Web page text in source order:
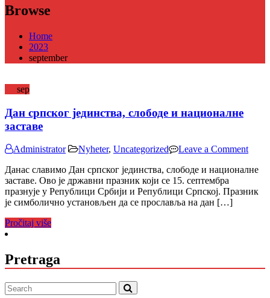
Browse
Home
2023
september
sep
Дан српског јединства, слободе и националне
заставе
Administrator Nyheter, Uncategorized Leave a Commenton
Данас славимо Дан српског јединства, слободе и националне
заставе. Ово је државни празник који се 15. септембра
празнује у Републици Србији и Републици Српској. Празник
је симболично установљен да се прославља на дан […]
Pročitaj više
Pretraga